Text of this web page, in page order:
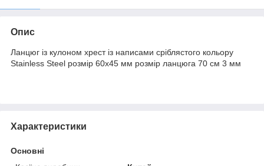
Опис
Ланцюг із кулоном хрест із написами сріблястого кольору
Stainless Steel розмір 60х45 мм розмір ланцюга 70 см 3 мм
Характеристики
Основні